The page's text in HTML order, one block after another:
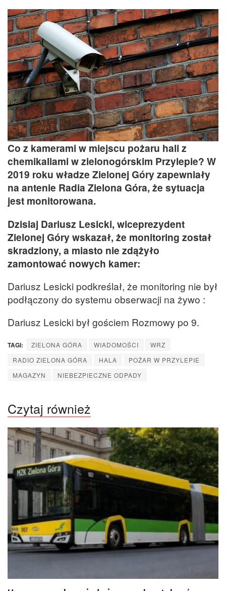
Co z kamerami w miejscu pożaru hali z
chemikaliami w zielonogórskim Przylepie? W
2019 roku władze Zielonej Góry zapewniały
na antenie Radia Zielona Góra, że sytuacja
jest monitorowana.
Dzisiaj Dariusz Lesicki, wiceprezydent
Zielonej Góry wskazał, że monitoring został
skradziony, a miasto nie zdążyło
zamontować nowych kamer:
Dariusz Lesicki podkreślał, że monitoring nie był
podłączony do systemu obserwacji na żywo :
Dariusz Lesicki był gościem Rozmowy po 9.
TAGI: ZIELONA GÓRA WIADOMOŚCI
WRZ
RADIO ZIELONA GÓRA
HALA
POŻAR W PRZYLEPIE
MAGAZYN
NIEBEZPIECZNE ODPADY
Czytaj również